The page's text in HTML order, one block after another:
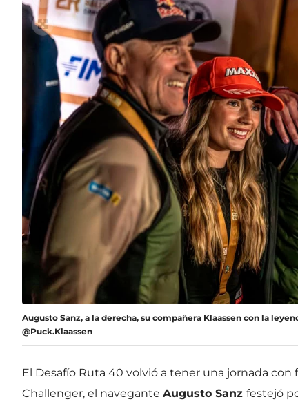
Augusto Sanz, a la derecha, su compañera Klaassen con la
@Puck.Klaassen
El Desafío Ruta 40 volvió a tener una jornada
Challenger, el navegante Augusto Sanz festejó